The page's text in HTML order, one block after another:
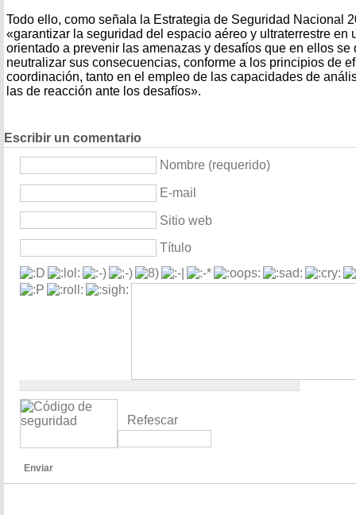
Todo ello, como señala la Estrategia de Seguridad Nacional
«garantizar la seguridad del espacio aéreo y ultraterrestre en
orientado a prevenir las amenazas y desafíos que en ellos se
neutralizar sus consecuencias, conforme a los principios de
coordinación, tanto en el empleo de las capacidades de
las de reacción ante los desafíos».
Escribir un comentario
Nombre (requerido)
E-mail
Sitio web
Título
Refescar
Enviar